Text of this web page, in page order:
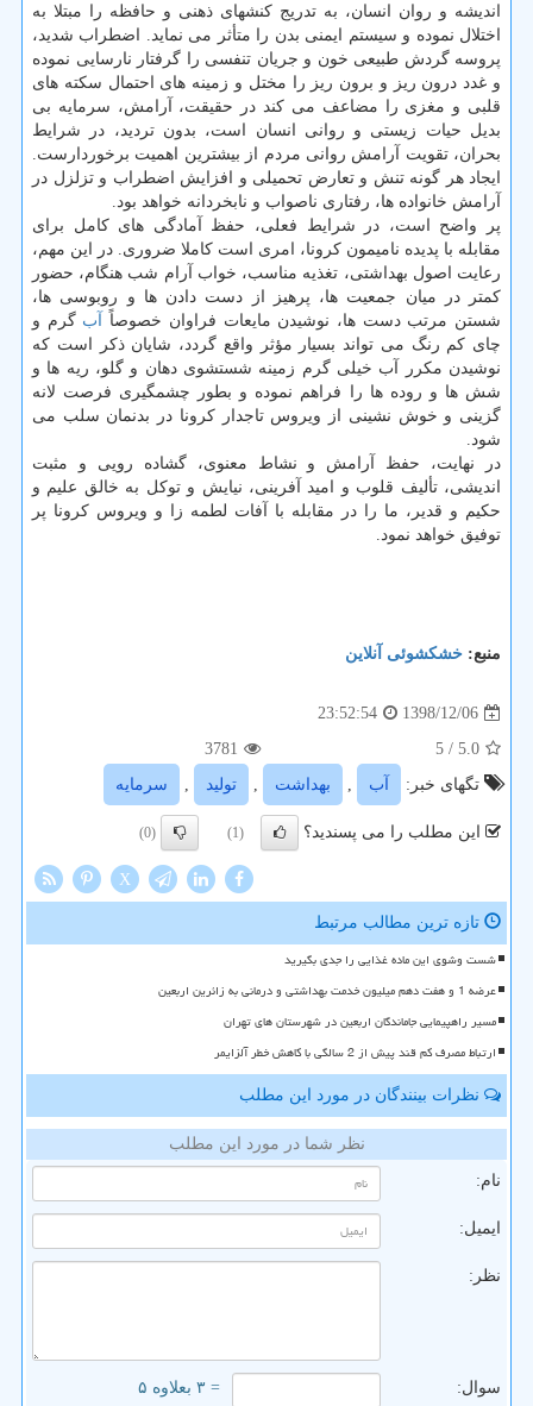
اندیشه و روان انسان، به تدریج كنشهای ذهنی و حافظه را مبتلا به
اختلال نموده و سیستم ایمنی بدن را متأثر می نماید. اضطراب شدید،
پروسه گردش طبیعی خون و جریان تنفسی را گرفتار نارسایی نموده
و غدد درون ریز و برون ریز را مختل و زمینه های احتمال سكته های
قلبی و مغزی را مضاعف می كند در حقیقت، آرامش، سرمایه بی
بدیل حیات زیستی و روانی انسان است، بدون تردید، در شرایط
بحران، تقویت آرامش روانی مردم از بیشترین اهمیت برخوردارست.
ایجاد هر گونه تنش و تعارض تحمیلی و افزایش اضطراب و تزلزل در
آرامش خانواده ها، رفتاری ناصواب و نابخردانه خواهد بود.
پر واضح است، در شرایط فعلی، حفظ آمادگی های كامل برای
مقابله با پدیده نامیمون كرونا، امری است كاملا ضروری. در این مهم،
رعایت اصول بهداشتی، تغذیه مناسب، خواب آرام شب هنگام، حضور
كمتر در میان جمعیت ها، پرهیز از دست دادن ها و روبوسی ها،
شستن مرتب دست ها، نوشیدن مایعات فراوان خصوصاً آب گرم و
چای كم رنگ می تواند بسیار مؤثر واقع گردد، شایان ذكر است كه
نوشیدن مكرر آب خیلی گرم زمینه شستشوی دهان و گلو، ریه ها و
شش ها و روده ها را فراهم نموده و بطور چشمگیری فرصت لانه
گزینی و خوش نشینی از ویروس تاجدار كرونا در بدنمان سلب می
شود.
در نهایت، حفظ آرامش و نشاط معنوی، گشاده رویی و مثبت
اندیشی، تألیف قلوب و امید آفرینی، نیایش و توكل به خالق علیم و
حكیم و قدیر، ما را در مقابله با آفات لطمه زا و ویروس كرونا پر
توفیق خواهد نمود.
منبع: خشكشوئی آنلاین
1398/12/06
23:52:54
5.0
/ 5
3781
تگهای خبر:
آب , بهداشت , تولید , سرمایه
این مطلب را می پسندید؟ (1)
(0)
X
تازه ترین مطالب مرتبط
شست وشوی این ماده غذایی را جدی بگیرید
عرضه 1 و هفت دهم میلیون خدمت بهداشتی و درمانی به زائرین اربعین
مسیر راهپیمایی جاماندگان اربعین در شهرستان های تهران
ارتباط مصرف کم قند پیش از 2 سالگی با کاهش خطر آلزایمر
نظرات بینندگان در مورد این مطلب
نظر شما در مورد این مطلب
نام:
ایمیل:
نظر:
سوال: = ۳ بعلاوه ۵